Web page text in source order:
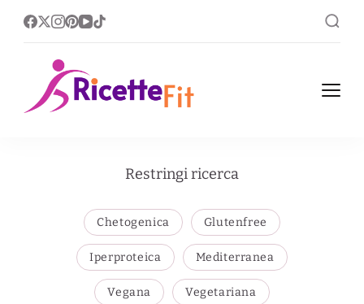
Ricette Fit, leggere nel
Restringi ricerca
Chetogenica Glutenfree
Iperproteica Mediterranea
Vegana Vegetariana